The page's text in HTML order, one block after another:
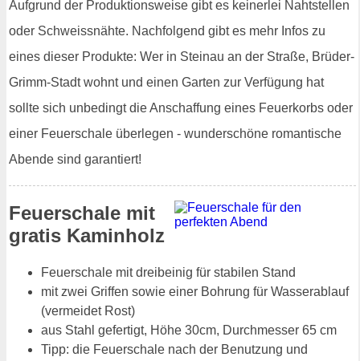
Aufgrund der Produktionsweise gibt es keinerlei Nahtstellen
oder Schweissnähte. Nachfolgend gibt es mehr Infos zu
eines dieser Produkte: Wer in Steinau an der Straße, Brüder-
Grimm-Stadt wohnt und einen Garten zur Verfügung hat
sollte sich unbedingt die Anschaffung eines Feuerkorbs oder
einer Feuerschale überlegen - wunderschöne romantische
Abende sind garantiert!
Feuerschale mit
gratis Kaminholz
Feuerschale mit dreibeinig für stabilen Stand
mit zwei Griffen sowie einer Bohrung für Wasserablauf
(vermeidet Rost)
aus Stahl gefertigt, Höhe 30cm, Durchmesser 65 cm
Tipp: die Feuerschale nach der Benutzung und